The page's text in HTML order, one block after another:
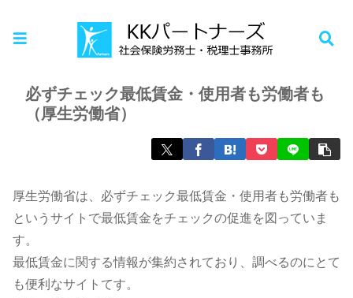
お知らせ
必ずチェック最低賃金・使用者も労働者も
（厚生労働省）
厚生労働省は、必ずチェック最低賃金・使用者も労働者も
というサイトで最低賃金をチェックの促進を図っていま
す。
最低賃金に関する情報が集約されており、調べるのにとて
も便利なサイトてす。